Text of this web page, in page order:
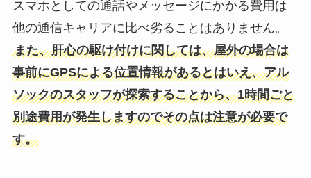
スマホとしての通話やメッセージにかかる費用は
他の通信キャリアに比べ劣ることはありません。
また、肝心の駆け付けに関しては、屋外の場合は
事前にGPSによる位置情報があるとはいえ、アル
ソックのスタッフが探索することから、1時間ごと
別途費用が発生しますのでその点は注意が必要で
す。